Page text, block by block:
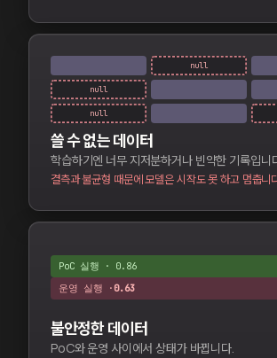
null
null
null
쓸 수 없는 데이터
학습하기엔 너무 지저분하거나 빈약한 기록입니
결측과 불균형 때문에 모델은 시작도 못 하고 멈춥니
PoC 실행 · 0.86
운영 실행 ·
불안정한 데이터
PoC와 운영 사이에서 상태가 바뀝니다.